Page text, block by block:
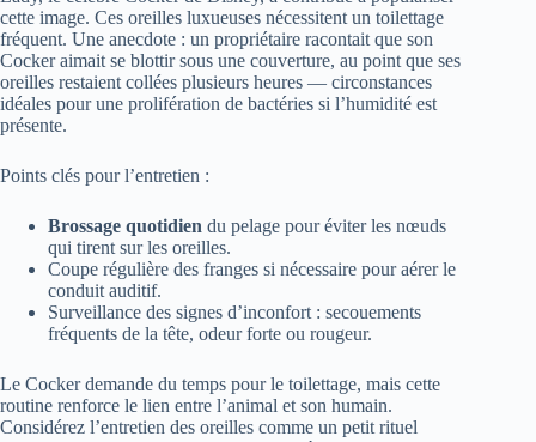
cette image. Ces oreilles luxueuses nécessitent un toilettage
fréquent. Une anecdote : un propriétaire racontait que son
Cocker aimait se blottir sous une couverture, au point que ses
oreilles restaient collées plusieurs heures — circonstances
idéales pour une prolifération de bactéries si l’humidité est
présente.
Points clés pour l’entretien :
Brossage quotidien du pelage pour éviter les nœuds
qui tirent sur les oreilles.
Coupe régulière des franges si nécessaire pour aérer le
conduit auditif.
Surveillance des signes d’inconfort : secouements
fréquents de la tête, odeur forte ou rougeur.
Le Cocker demande du temps pour le toilettage, mais cette
routine renforce le lien entre l’animal et son humain.
Considérez l’entretien des oreilles comme un petit rituel